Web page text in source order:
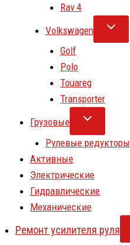
Rav 4
Volkswagen
Golf
Polo
Touareg
Transporter
Грузовые
Рулевые редукторы
Активные
Электрические
Гидравлические
Механические
Ремонт усилителя руля